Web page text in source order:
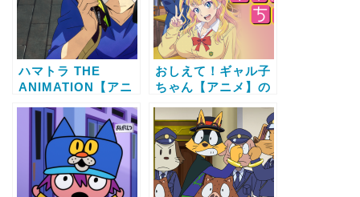
ハマトラ THE
ANIMATION【アニ
ビス比較と無料で全
話視聴する方法
おしえて！ギャル子
ちゃん【アニメ】の
較と無料で全話視聴
する方法